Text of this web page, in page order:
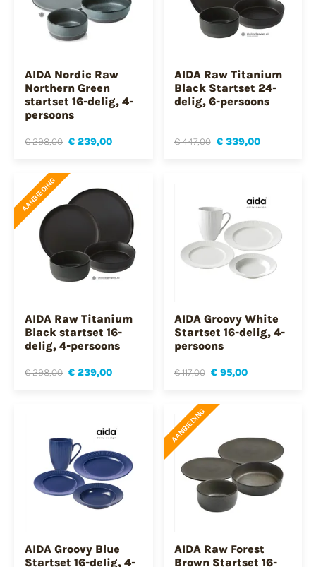
AIDA Nordic Raw
Northern Green
startset 16-delig, 4-
persoons
€ 298,00 € 239,00
AIDA Raw Titanium
Black Startset 24-
delig, 6-persoons
€ 447,00 € 339,00
AANBIEDING
AIDA Raw Titanium
Black startset 16-
delig, 4-persoons
€ 298,00 € 239,00
AIDA Groovy White
Startset 16-delig, 4-
persoons
€ 117,00 € 95,00
AIDA Groovy Blue
Startset 16-delig, 4-
AANBIEDING
AIDA Raw Forest
Brown Startset 16-